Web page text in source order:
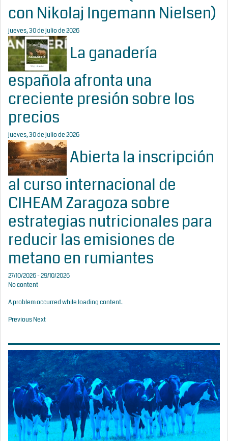
con Nikolaj Ingemann Nielsen)
jueves, 30 de julio de 2026
La ganadería
española afronta una
creciente presión sobre los
precios
jueves, 30 de julio de 2026
Abierta la inscripción
al curso internacional de
CIHEAM Zaragoza sobre
estrategias nutricionales para
reducir las emisiones de
metano en rumiantes
27/10/2026 - 29/10/2026
No content
A problem occurred while loading content.
PreviousNext